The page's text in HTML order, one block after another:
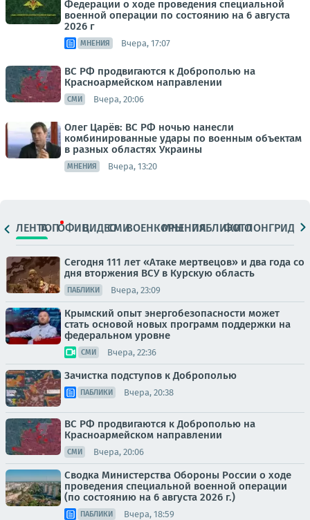
Федерации о ходе проведения специальной
военной операции по состоянию на 6 августа
2026 г
МНЕНИЯ Вчера, 17:07
ВС РФ продвигаются к Доброполью на
Красноармейском направлении
СМИ Вчера, 20:06
Олег Царёв: ВС РФ ночью нанесли
комбинированные удары по военным объектам
в разных областях Украины
МНЕНИЯ Вчера, 13:20
ЛЕНТАТОПОФИЦ.ВИДЕОСМИВОЕНКОРЫМНЕНИЯПАБЛИКИ
ФОТОЛОНГРИДЫ
Сегодня 111 лет «Атаке мертвецов» и два года со
дня вторжения ВСУ в Курскую область
ПАБЛИКИ Вчера, 23:09
Крымский опыт энергобезопасности может
стать основой новых программ поддержки на
федеральном уровне
СМИ Вчера, 22:36
Зачистка подступов к Доброполью
ПАБЛИКИ Вчера, 20:38
ВС РФ продвигаются к Доброполью на
Красноармейском направлении
СМИ Вчера, 20:06
Сводка Министерства Обороны России о ходе
проведения специальной военной операции
(по состоянию на 6 августа 2026 г.)
ПАБЛИКИ Вчера, 18:59